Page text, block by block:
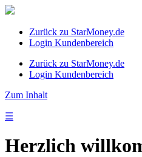
Zurück zu StarMoney.de
Login Kundenbereich
Zurück zu StarMoney.de
Login Kundenbereich
Zum Inhalt
☰
Herzlich